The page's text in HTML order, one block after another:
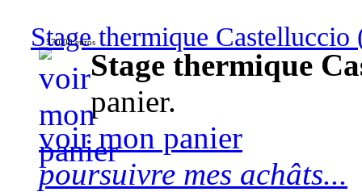
Stage thermique Castelluccio
570,00 euros
Stage thermique
panier.
voir mon panier
poursuivre mes achâts...